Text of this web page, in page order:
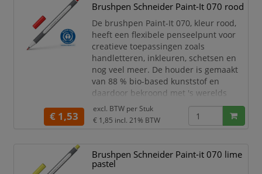
geen ongewenste verbuiging van de
punt plaatsvind. De kleurintensi
Brushpen Schneider Paint-It 070 rood
De brushpen Paint-It 070, kleur rood,
heeft een flexibele penseelpunt voor
creatieve toepassingen zoals
handletteren, inkleuren, schetsen en
nog veel meer. De houder is gemaakt
van 88 % bio-based kunststof en
daardoor bekroond met 's werelds
bekendste milieukeurmerk "Blauer
Engel". De flexibele premium
penseelpunt geeft variabele lijndiktes.
ervoor dat er geen ongewenste
verbuiging van de punt plaatsvind. De
€ 1,53
excl. BTW per Stuk
€ 1,85 incl. 21% BTW
Brushpen Schneider Paint-it 070 lime
pastel